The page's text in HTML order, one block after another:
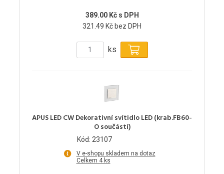
389.00 Kč s DPH
321.49 Kč bez DPH
ks
APUS LED CW Dekorativní svítidlo LED (krab.FB60-
O součástí)
Kód: 23107
V e-shopu skladem na dotaz
Celkem 4 ks